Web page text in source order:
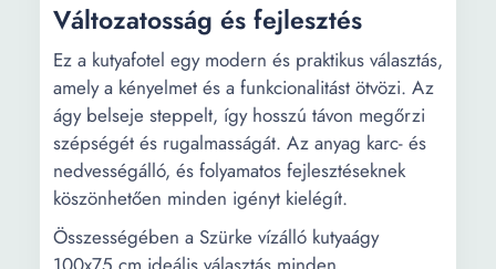
Változatosság és fejlesztés
Ez a kutyafotel egy modern és praktikus választás,
amely a kényelmet és a funkcionalitást ötvözi. Az
ágy belseje steppelt, így hosszú távon megőrzi
szépségét és rugalmasságát. Az anyag karc- és
nedvességálló, és folyamatos fejlesztéseknek
köszönhetően minden igényt kielégít.
Összességében a Szürke vízálló kutyaágy